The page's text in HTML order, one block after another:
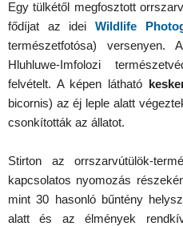
Egy tülkétől megfosztott
fődíjat az idei Wildlife
természetfotósa) versenyen.
Hluhluwe-Imfolozi
felvételt. A képen látható
bicornis) az éj leple alatt
csonkították az állatot.
Stirton az orrszarvútülök-
kapcsolatos nyomozás
mint 30 hasonló bűntény
alatt és az élmények